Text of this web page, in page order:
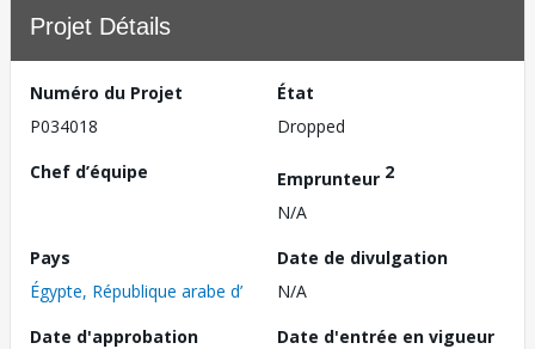
Projet Détails
Numéro du Projet
P034018
État
Dropped
Chef d’équipe
Emprunteur 2
N/A
Pays
Égypte, République arabe d’
Date de divulgation
N/A
Date d'approbation
Date d'entrée en vigueur